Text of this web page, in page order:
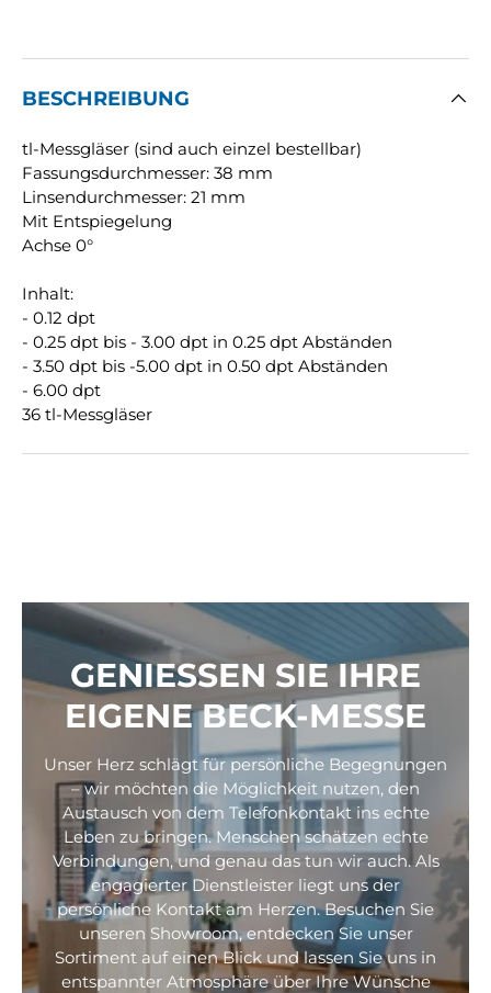
BESCHREIBUNG
tl-Messgläser (sind auch einzel bestellbar)
Fassungsdurchmesser: 38 mm
Linsendurchmesser: 21 mm
Mit Entspiegelung
Achse 0°
Inhalt:
- 0.12 dpt
- 0.25 dpt bis - 3.00 dpt in 0.25 dpt Abständen
- 3.50 dpt bis -5.00 dpt in 0.50 dpt Abständen
- 6.00 dpt
36 tl-Messgläser
GENIESSEN SIE IHRE
EIGENE BECK-MESSE
Unser Herz schlägt für persönliche Begegnungen
– wir möchten die Möglichkeit nutzen, den
Austausch von dem Telefonkontakt ins echte
Leben zu bringen. Menschen schätzen echte
Verbindungen, und genau das tun wir auch. Als
engagierter Dienstleister liegt uns der
persönliche Kontakt am Herzen. Besuchen Sie
unseren Showroom, entdecken Sie unser
Sortiment auf einen Blick und lassen Sie uns in
entspannter Atmosphäre über Ihre Wünsche